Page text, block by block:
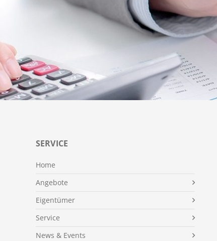
SERVICE
Home
Angebote
Eigentümer
Service
News & Events